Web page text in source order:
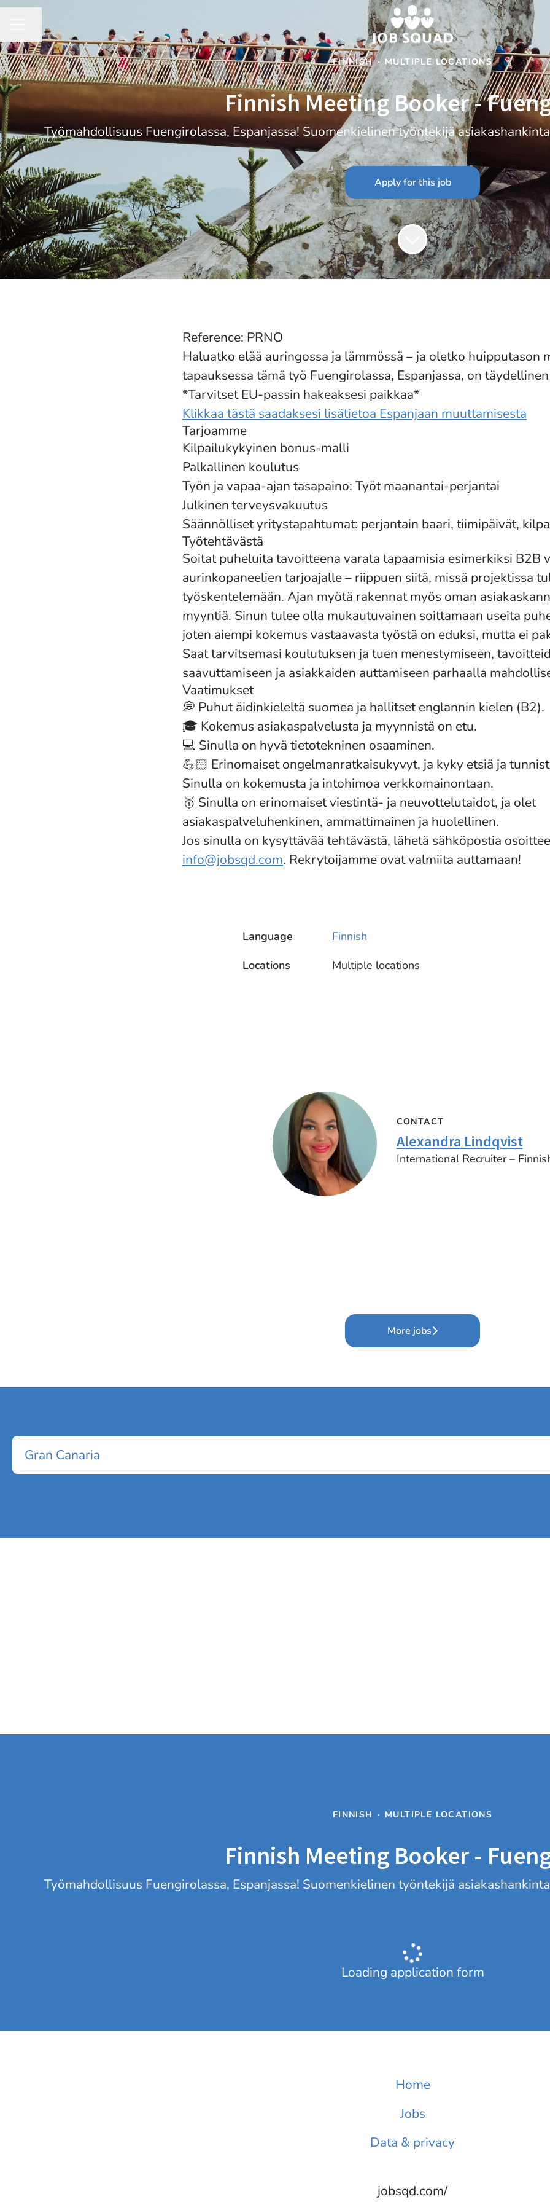
CAREER MENU
Share page
FINNISH · MULTIPLE LOCATIONS
Finnish Meeting Booker -
Työmahdollisuus Fuengirolassa, Espanjassa! Suomenkielinen työntekijä
Apply for this job
Reference: PRNO
Haluatko elää auringossa ja lämmössä – ja oletko huipputason
tapauksessa tämä työ Fuengirolassa, Espanjassa, on
*Tarvitset EU-passin hakeaksesi paikkaa*
Klikkaa tästä saadaksesi lisätietoa Espanjaan muuttamisesta
Tarjoamme
Kilpailukykyinen bonus-malli
Palkallinen koulutus
Työn ja vapaa-ajan tasapaino: Työt maanantai-perjantai
Julkinen terveysvakuutus
Säännölliset yritystapahtumat: perjantain baari, tiimipäivät,
Työtehtävästä
Soitat puheluita tavoitteena varata tapaamisia esimerkiksi B2B
aurinkopaneelien tarjoajalle – riippuen siitä, missä projektissa
työskentelemään. Ajan myötä rakennat myös oman
myyntiä. Sinun tulee olla mukautuvainen soittamaan useita
joten aiempi kokemus vastaavasta työstä on eduksi, mutta ei
Saat tarvitsemasi koulutuksen ja tuen menestymiseen,
saavuttamiseen ja asiakkaiden auttamiseen parhaalla
Vaatimukset
💭 Puhut äidinkieleltä suomea ja hallitset englannin kielen (B2).
🎓 Kokemus asiakaspalvelusta ja myynnistä on etu.
💻 Sinulla on hyvä tietotekninen osaaminen.
💪🏻 Erinomaiset ongelmanratkaisukyvyt, ja kyky etsiä ja
Sinulla on kokemusta ja intohimoa verkkomainontaan.
🥇 Sinulla on erinomaiset viestintä- ja neuvottelutaidot, ja olet
asiakaspalveluhenkinen, ammattimainen ja huolellinen.
Jos sinulla on kysyttävää tehtävästä, lähetä sähköpostia
info@jobsqd.com. Rekrytoijamme ovat valmiita auttamaan!
Language
Finnish
Locations
Multiple locations
CONTACT
Alexandra Lindqvist
International Recruiter –
More jobs
FINNISH · MULTIPLE LOCATIONS
Finnish Meeting Booker -
Työmahdollisuus Fuengirolassa, Espanjassa! Suomenkielinen työntekijä
Loading application form
Home
Jobs
Data & privacy
jobsqd.com/